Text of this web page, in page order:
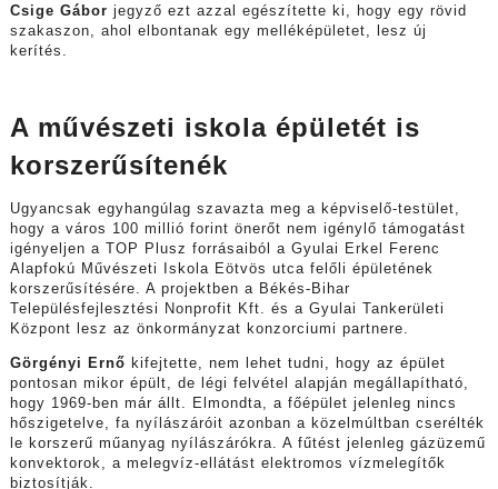
Csige Gábor jegyző ezt azzal egészítette ki, hogy egy rövid
szakaszon, ahol elbontanak egy melléképületet, lesz új
kerítés.
A művészeti iskola épületét is
korszerűsítenék
Ugyancsak egyhangúlag szavazta meg a képviselő-testület,
hogy a város 100 millió forint önerőt nem igénylő támogatást
igényeljen a TOP Plusz forrásaiból a Gyulai Erkel Ferenc
Alapfokú Művészeti Iskola Eötvös utca felőli épületének
korszerűsítésére. A projektben a Békés-Bihar
Településfejlesztési Nonprofit Kft. és a Gyulai Tankerületi
Központ lesz az önkormányzat konzorciumi partnere.
Görgényi Ernő kifejtette, nem lehet tudni, hogy az épület
pontosan mikor épült, de légi felvétel alapján megállapítható,
hogy 1969-ben már állt. Elmondta, a főépület jelenleg nincs
hőszigetelve, fa nyílászáróit azonban a közelmúltban cserélték
le korszerű műanyag nyílászárókra. A fűtést jelenleg gázüzemű
konvektorok, a melegvíz-ellátást elektromos vízmelegítők
biztosítják.